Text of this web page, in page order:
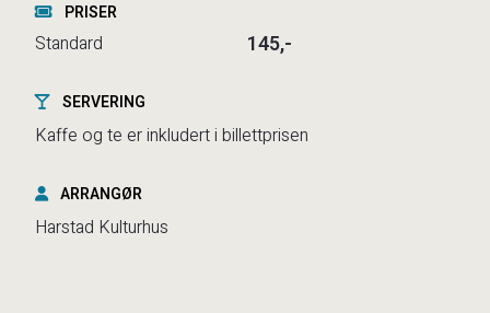
PRISER
Standard 145,-
SERVERING
Kaffe og te er inkludert i billettprisen
ARRANGØR
Harstad Kulturhus